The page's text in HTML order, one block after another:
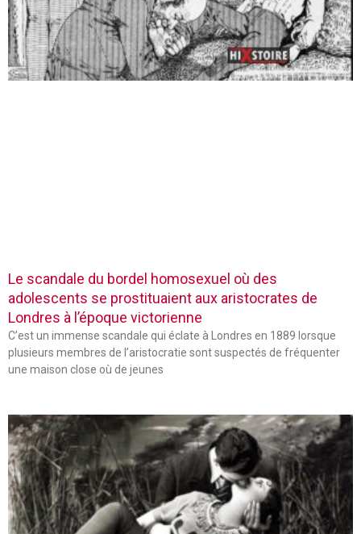
Le scandale du bordel homosexuel où des
adolescents se prostituaient aux aristocrates de
Londres à l’époque victorienne
C’est un immense scandale qui éclate à Londres en 1889 lorsque
plusieurs membres de l’aristocratie sont suspectés de fréquenter
une maison close où de jeunes